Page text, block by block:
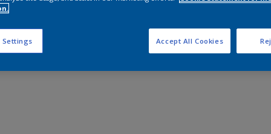
Settings Accept All Cookies